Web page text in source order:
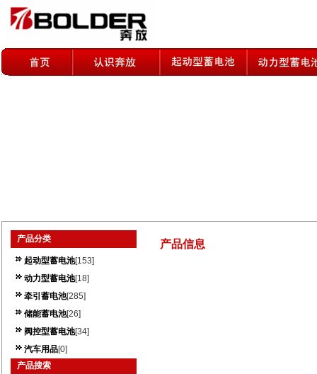
产品分类
起动型蓄电池[153]
动力型蓄电池[18]
牵引蓄电池[285]
储能蓄电池[26]
阀控型蓄电池[34]
汽车用品[0]
产品搜索
产品信息